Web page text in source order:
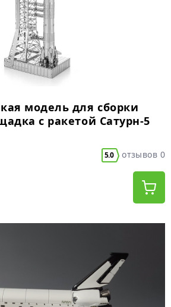
модель для сборки
с ракетой Сатурн-5
5.0 отзывов 0